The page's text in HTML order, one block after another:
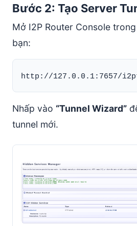
Bước 2: Tạo Server
Mở I2P Router Console
bạn:
Nhấp vào “Tunnel Wizard”
tunnel mới.